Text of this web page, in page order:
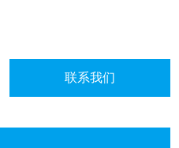
联系我们